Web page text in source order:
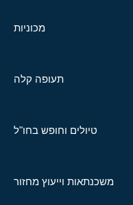
מכוניות
תעופה קלה
טיולים וחופש בחו"ל
משכנתאות וייעוץ מחזור